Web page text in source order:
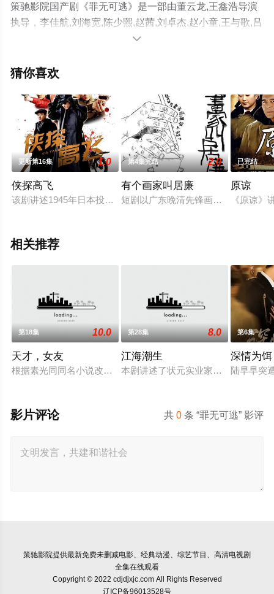
策驰影院国产剧《罪无可逃》是一部由董云龙,王鑫浩导演
执导，李佳航,刘海宽,陈少熙,赵茜,刘卓杰,赵小童,王与歌,吕
钊等演员精彩演绎的大陆电视剧，大结局剧情已揭晓（第
集就上策驰电影网，更多相关信息可移步至豆瓣电视剧、

猜你喜欢
更新第16集 1.0
侠探高飞
该剧讲述1945年日本投降后，国共两党争夺日军遗留军火的故事
第4集完结 2.0
有个画家叫居廉
短剧以广东晚清先锋画家居廉为故事
已完结
原谅
《原谅
相关推荐
第18集 10.0
天才，女友
根据素光同同名小说改编。江逾白长大以后，林知夏忽然对他
第28集 8.0
江海潮生
本剧讲述了状元实业家张謇创办大生
第6集
深情为饵
陆早早突
共0 条 “罪无可逃” 影评
影片评论
策驰影院提供最新免费未删减电影、经典动漫、综艺节目、高清电视剧
全集在线观看
Copyright © 2022 cdjdjxjc.com All Rights Reserved
辽ICP备96013528号